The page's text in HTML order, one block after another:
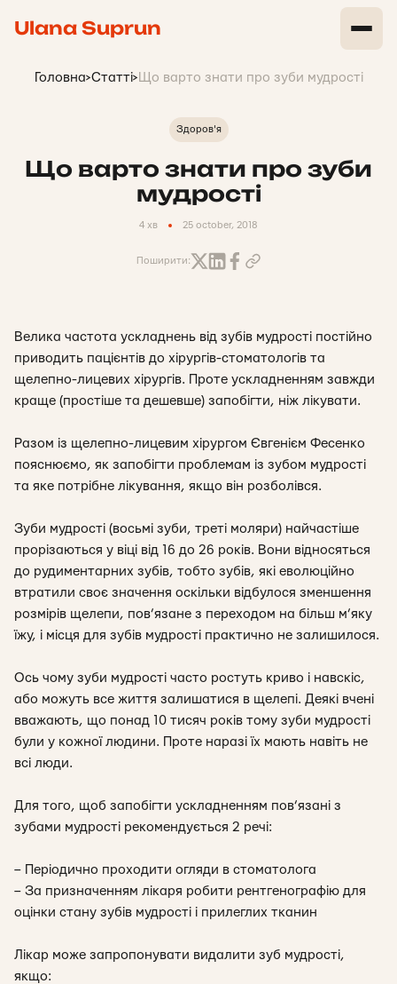
Ulana Suprun
Головна>Статті> Що варто знати про зуби мудрості
Здоров'я
Що варто знати про зуби
мудрості
4 хв 25 october, 2018
Поширити:
Велика частота ускладнень від зубів мудрості постійно
приводить пацієнтів до хірургів-стоматологів та
щелепно-лицевих хірургів. Проте ускладненням завжди
краще (простіше та дешевше) запобігти, ніж лікувати.
Разом із щелепно-лицевим хірургом Євгенієм Фесенко
пояснюємо, як запобігти проблемам із зубом мудрості
та яке потрібне лікування, якщо він розболівся.
Зуби мудрості (восьмі зуби, треті моляри) найчастіше
прорізаються у віці від 16 до 26 років. Вони відносяться
до рудиментарних зубів, тобто зубів, які еволюційно
втратили своє значення оскільки відбулося зменшення
розмірів щелепи, пов’язане з переходом на більш м’яку
їжу, і місця для зубів мудрості практично не залишилося.
Ось чому зуби мудрості часто ростуть криво і навскіс,
або можуть все життя залишатися в щелепі. Деякі вчені
вважають, що понад 10 тисяч років тому зуби мудрості
були у кожної людини. Проте наразі їх мають навіть не
всі люди.
Для того, щоб запобігти ускладненням пов’язані з
зубами мудрості рекомендується 2 речі:
– Періодично проходити огляди в стоматолога
– За призначенням лікаря робити рентгенографію для
оцінки стану зубів мудрості і прилеглих тканин
Лікар може запропонувати видалити зуб мудрості,
якщо: